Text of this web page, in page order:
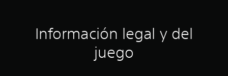
a
Información legal y del
juego